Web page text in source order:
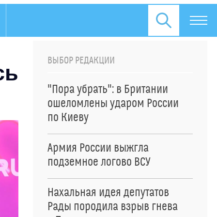
ВЫБОР РЕДАКЦИИ
"Пора убрать": в Британии
ошеломлены ударом России
по Киеву
Армия России выжгла
подземное логово ВСУ
Нахальная идея депутатов
Рады породила взрыв гнева